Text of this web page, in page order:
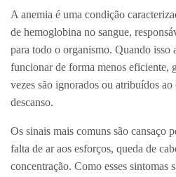
A anemia é uma condição
de hemoglobina no sangue,
para todo o organismo. Quando isso
funcionar de forma menos eficiente,
vezes são ignorados ou atribuídos ao
descanso.
Os sinais mais comuns são cansaço
falta de ar aos esforços, queda de
concentração. Como esses sintomas